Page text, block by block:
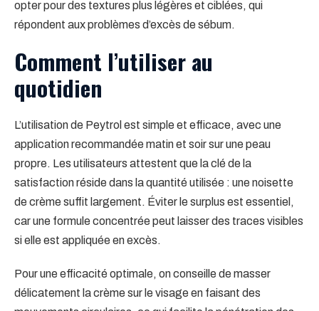
opter pour des textures plus légères et ciblées, qui
répondent aux problèmes d’excès de sébum.
Comment l’utiliser au
quotidien
L’utilisation de Peytrol est simple et efficace, avec une
application recommandée matin et soir sur une peau
propre. Les utilisateurs attestent que la clé de la
satisfaction réside dans la quantité utilisée : une noisette
de crème suffit largement. Éviter le surplus est essentiel,
car une formule concentrée peut laisser des traces visibles
si elle est appliquée en excès.
Pour une efficacité optimale, on conseille de masser
délicatement la crème sur le visage en faisant des